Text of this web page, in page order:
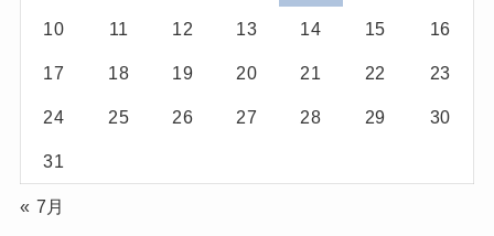
10 11 12 13 14 15 16
17 18 19 20 21 22 23
24 25 26 27 28 29 30
31
« 7月